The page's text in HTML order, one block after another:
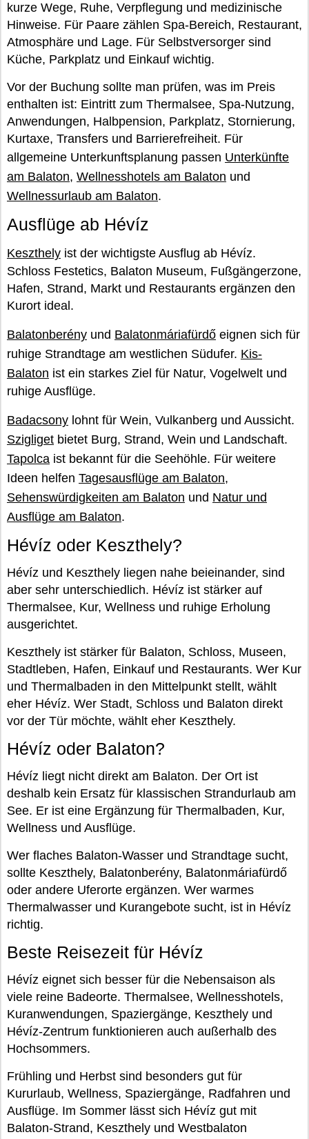
kurze Wege, Ruhe, Verpflegung und medizinische
Hinweise. Für Paare zählen Spa-Bereich, Restaurant,
Atmosphäre und Lage. Für Selbstversorger sind
Küche, Parkplatz und Einkauf wichtig.
Vor der Buchung sollte man prüfen, was im Preis
enthalten ist: Eintritt zum Thermalsee, Spa-Nutzung,
Anwendungen, Halbpension, Parkplatz, Stornierung,
Kurtaxe, Transfers und Barrierefreiheit. Für
allgemeine Unterkunftsplanung passen Unterkünfte
am Balaton, Wellnesshotels am Balaton und
Wellnessurlaub am Balaton.
Ausflüge ab Hévíz
Keszthely ist der wichtigste Ausflug ab Hévíz.
Schloss Festetics, Balaton Museum, Fußgängerzone,
Hafen, Strand, Markt und Restaurants ergänzen den
Kurort ideal.
Balatonberény und Balatonmáriafürdő eignen sich für
ruhige Strandtage am westlichen Südufer. Kis-
Balaton ist ein starkes Ziel für Natur, Vogelwelt und
ruhige Ausflüge.
Badacsony lohnt für Wein, Vulkanberg und Aussicht.
Szigliget bietet Burg, Strand, Wein und Landschaft.
Tapolca ist bekannt für die Seehöhle. Für weitere
Ideen helfen Tagesausflüge am Balaton,
Sehenswürdigkeiten am Balaton und Natur und
Ausflüge am Balaton.
Hévíz oder Keszthely?
Hévíz und Keszthely liegen nahe beieinander, sind
aber sehr unterschiedlich. Hévíz ist stärker auf
Thermalsee, Kur, Wellness und ruhige Erholung
ausgerichtet.
Keszthely ist stärker für Balaton, Schloss, Museen,
Stadtleben, Hafen, Einkauf und Restaurants. Wer Kur
und Thermalbaden in den Mittelpunkt stellt, wählt
eher Hévíz. Wer Stadt, Schloss und Balaton direkt
vor der Tür möchte, wählt eher Keszthely.
Hévíz oder Balaton?
Hévíz liegt nicht direkt am Balaton. Der Ort ist
deshalb kein Ersatz für klassischen Strandurlaub am
See. Er ist eine Ergänzung für Thermalbaden, Kur,
Wellness und Ausflüge.
Wer flaches Balaton-Wasser und Strandtage sucht,
sollte Keszthely, Balatonberény, Balatonmáriafürdő
oder andere Uferorte ergänzen. Wer warmes
Thermalwasser und Kurangebote sucht, ist in Hévíz
richtig.
Beste Reisezeit für Hévíz
Hévíz eignet sich besser für die Nebensaison als
viele reine Badeorte. Thermalsee, Wellnesshotels,
Kuranwendungen, Spaziergänge, Keszthely und
Hévíz-Zentrum funktionieren auch außerhalb des
Hochsommers.
Frühling und Herbst sind besonders gut für
Kururlaub, Wellness, Spaziergänge, Radfahren und
Ausflüge. Im Sommer lässt sich Hévíz gut mit
Balaton-Strand, Keszthely und Westbalaton